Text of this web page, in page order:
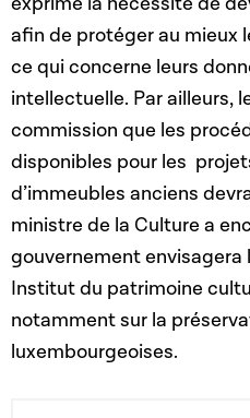
afin de protéger au mieux
ce qui concerne leurs
intellectuelle. Par ailleurs,
commission que les
disponibles pour les
d’immeubles anciens
ministre de la Culture a
gouvernement
Institut du patrimoine
notamment sur la
luxembourgeoises.